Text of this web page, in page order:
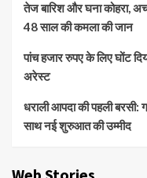
तेज बारिश और घना कोहरा,
48 साल की कमला की जान
पांच हजार रुपए के लिए घोंट
अरेस्ट
धराली आपदा की पहली बरसी:
साथ नई शुरुआत की उम्मीद